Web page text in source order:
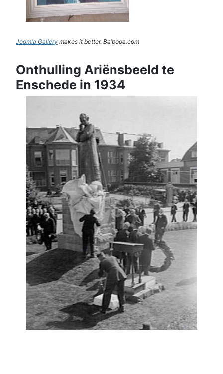
Joomla Gallery makes it better. Balbooa.com
Onthulling Ariënsbeeld te
Enschede in 1934